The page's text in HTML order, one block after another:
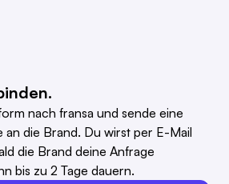
nach fransa und sende eine
an die Brand. Du wirst per E-Mail
die Brand deine Anfrage
bis zu 2 Tage dauern.